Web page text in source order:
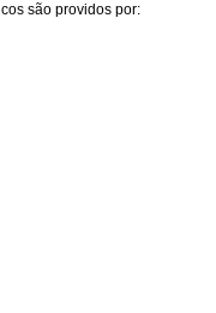
são providos por: